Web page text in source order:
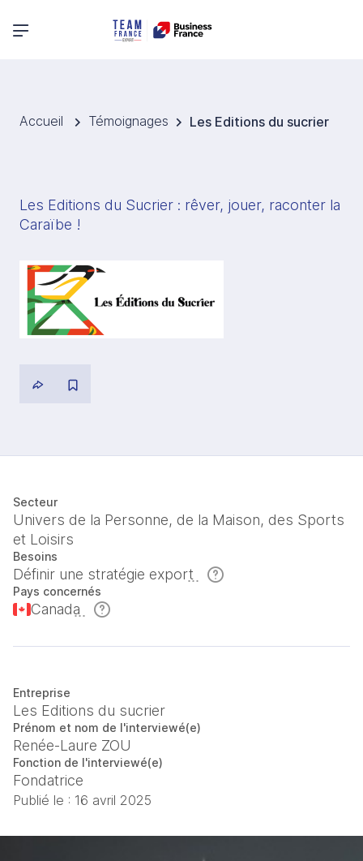
Menu principal
Accueil Témoignages Les Editions du sucrier
Les Editions du Sucrier : rêver, jouer, raconter la
Caraïbe !
Secteur
Univers de la Personne, de la Maison, des Sports
et Loisirs
Besoins
Définir une stratégie export
Pays concernés
Canada
Entreprise
Les Editions du sucrier
Prénom et nom de l'interviewé(e)
Renée-Laure ZOU
Fonction de l'interviewé(e)
Fondatrice
Publié le : 16 avril 2025